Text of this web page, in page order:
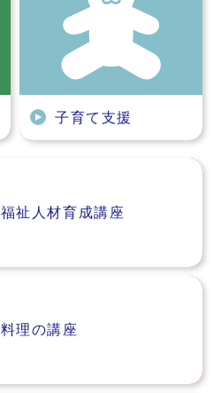
子育て支援
福祉人材育成講座
料理の講座